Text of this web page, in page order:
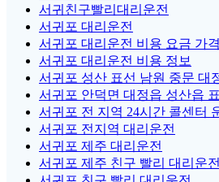
서귀친구빨리대리운전
서귀포 대리운전
서귀포 대리운전 비용 요금 가
서귀포 대리운전 비용 정보
서귀포 성산 표선 남원 중문 대
서귀포 안덕면 대정읍 성산읍
서귀포 전 지역 24시간 콜센터
서귀포 전지역 대리운전
서귀포 제주 대리운전
서귀포 제주 친구 빨리 대리운전